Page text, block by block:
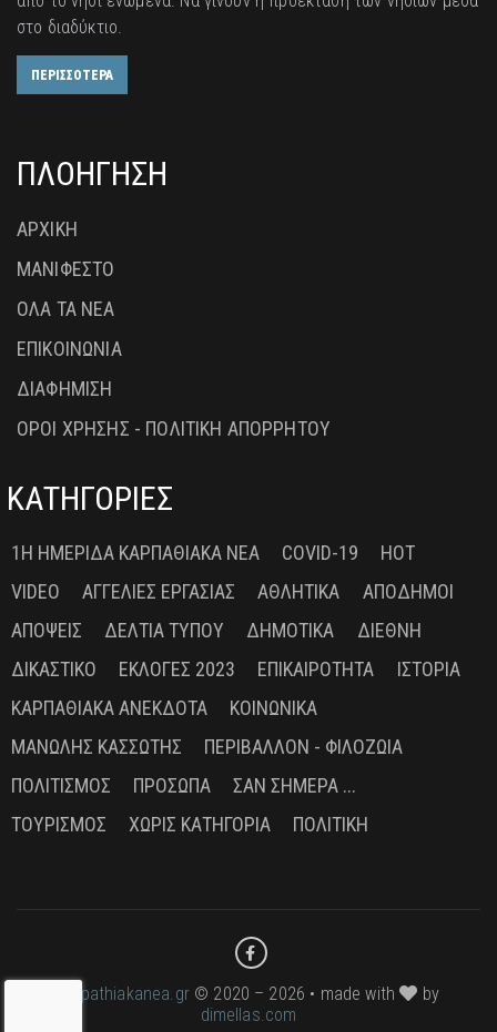
στο διαδύκτιο.
ΠΕΡΙΣΣΟΤΕΡΑ
ΠΛΟΗΓΗΣΗ
ΑΡΧΙΚΗ
ΜΑΝΙΦΕΣΤΟ
ΟΛΑ ΤΑ ΝΕΑ
ΕΠΙΚΟΙΝΩΝΙΑ
ΔΙΑΦΗΜΙΣΗ
ΟΡΟΙ ΧΡΗΣΗΣ - ΠΟΛΙΤΙΚΗ ΑΠΟΡΡΗΤΟΥ
ΚΑΤΗΓΟΡΙΕΣ
1Η ΗΜΕΡΊΔΑ ΚΑΡΠΑΘΙΑΚΆ ΝΈΑ COVID-19
HOT
VIDEO
ΑΓΓΕΛΊΕΣ ΕΡΓΑΣΊΑΣ ΑΘΛΗΤΙΚΆ
ΑΠΌΔΗΜΟΙ
ΑΠΌΨΕΙΣ
ΔΕΛΤΊΑ ΤΎΠΟΥ ΔΗΜΟΤΙΚΆ
ΔΙΕΘΝΉ
ΔΙΚΑΣΤΙΚΌ
ΕΚΛΟΓΈΣ 2023 ΕΠΙΚΑΙΡΌΤΗΤΑ
ΙΣΤΟΡΊΑ
ΚΑΡΠΑΘΙΑΚΆ ΑΝΈΚΔΟΤΑ
ΚΟΙΝΩΝΙΚΆ
ΜΑΝΏΛΗΣ ΚΑΣΣΏΤΗΣ
ΠΕΡΙΒΆΛΛΟΝ - ΦΙΛΟΖΩΊΑ
ΠΟΛΙΤΙΣΜΌΣ
ΠΡΌΣΩΠΑ
ΣΑΝ ΣΉΜΕΡΑ ...
ΤΟΥΡΙΣΜΌΣ
ΧΩΡΊΣ ΚΑΤΗΓΟΡΊΑ ΠΟΛΙΤΙΚΉ
karpathiakanea.gr© 2020 – 2026 • made with
by
dimellas.com